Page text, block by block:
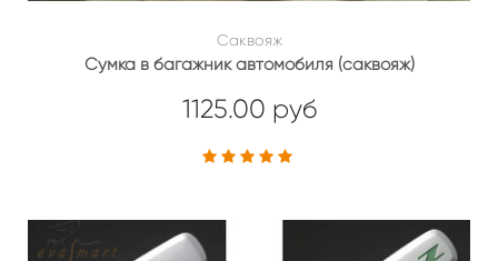
Саквояж
Сумка в багажник автомобиля (саквояж)
1125.00 руб